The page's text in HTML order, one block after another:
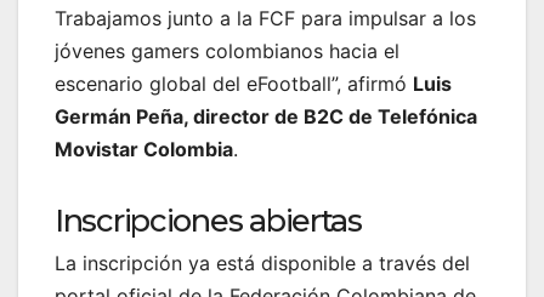
Trabajamos junto a la FCF para impulsar a los
jóvenes gamers colombianos hacia el
escenario global del eFootball”, afirmó Luis
Germán Peña, director de B2C de Telefónica
Movistar Colombia.
Inscripciones abiertas
La inscripción ya está disponible a través del